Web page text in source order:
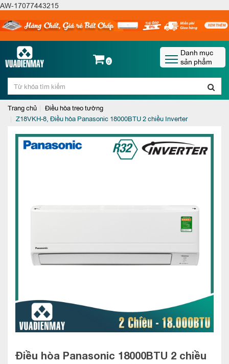
AW-17077443215
0
Danh mục
sản phẩm
Trang chủ
Điều hòa treo tường
Z18VKH-8, Điều hòa Panasonic 18000BTU 2 chiều Inverter
Điều hòa Panasonic 18000BTU 2 chiều